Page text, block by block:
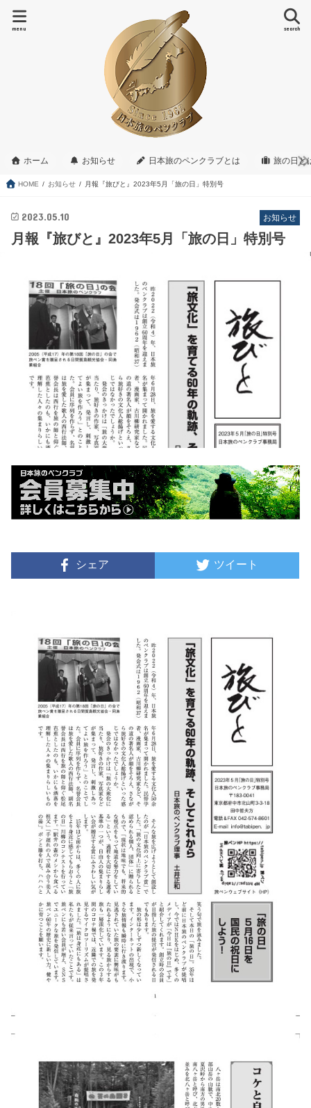
search
menu
ホーム お知らせ 日本旅のペンクラブとは 旅の日と
HOME お知らせ 月報『旅びと』2023年5月「旅の日」特別号
お知らせ
2023.05.10
月報『旅びと』2023年5月「旅の日」特別号
シェア ツイート